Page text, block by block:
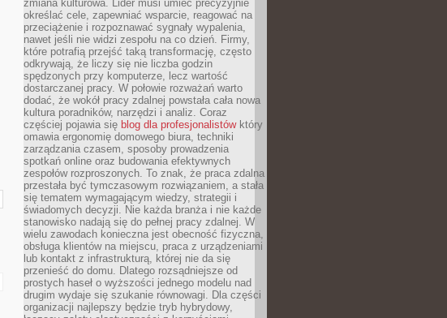
zmiana kulturowa. Lider musi umieć precyzyjnie
określać cele, zapewniać wsparcie, reagować na
przeciążenie i rozpoznawać sygnały wypalenia,
nawet jeśli nie widzi zespołu na co dzień. Firmy,
które potrafią przejść taką transformację, często
odkrywają, że liczy się nie liczba godzin
spędzonych przy komputerze, lecz wartość
dostarczanej pracy. W połowie rozważań warto
dodać, że wokół pracy zdalnej powstała cała nowa
kultura poradników, narzędzi i analiz. Coraz
częściej pojawia się blog dla profesjonalistówktóry
omawia ergonomię domowego biura, techniki
zarządzania czasem, sposoby prowadzenia
spotkań online oraz budowania efektywnych
zespołów rozproszonych. To znak, że praca zdalna
przestała być tymczasowym rozwiązaniem, a stała
się tematem wymagającym wiedzy, strategii i
świadomych decyzji. Nie każda branża i nie każde
stanowisko nadają się do pełnej pracy zdalnej. W
wielu zawodach konieczna jest obecność fizyczna,
obsługa klientów na miejscu, praca z urządzeniami
lub kontakt z infrastrukturą, której nie da się
przenieść do domu. Dlatego rozsądniejsze od
prostych haseł o wyższości jednego modelu nad
drugim wydaje się szukanie równowagi. Dla części
organizacji najlepszy będzie tryb hybrydowy,